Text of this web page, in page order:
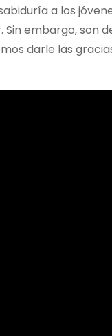
a los
embargo, son
darle las